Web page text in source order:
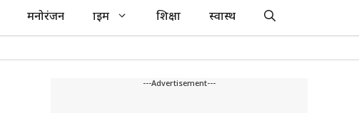
मनोरंजन क्राइम शिक्षा स्वास्थ
---Advertisement---